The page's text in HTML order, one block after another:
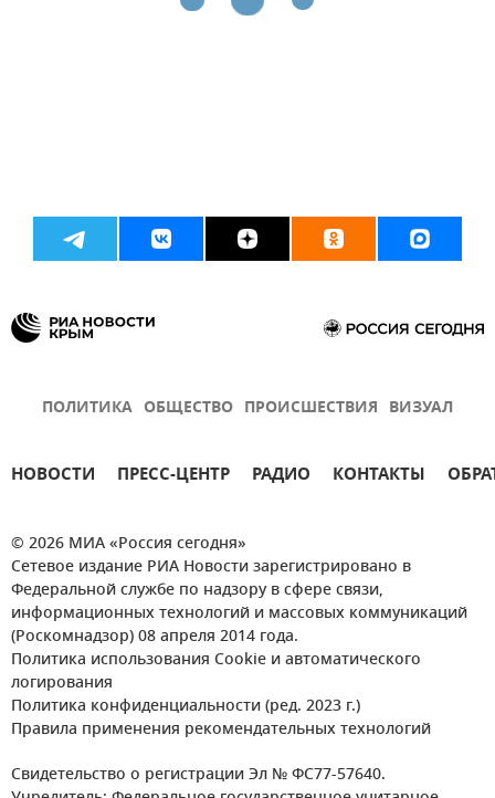
ПОЛИТИКА ОБЩЕСТВО ПРОИСШЕСТВИЯ ВИЗУАЛ
НОВОСТИ ПРЕСС-ЦЕНТР РАДИО КОНТАКТЫ
© 2026 МИА «Россия сегодня»
Сетевое издание РИА Новости зарегистрировано в
Федеральной службе по надзору в сфере связи,
информационных технологий и массовых коммуникаций
(Роскомнадзор) 08 апреля 2014 года.
Политика использования Cookie и автоматического
логирования
Политика конфиденциальности (ред. 2023 г.)
Правила применения рекомендательных технологий
Свидетельство о регистрации Эл № ФС77-57640.